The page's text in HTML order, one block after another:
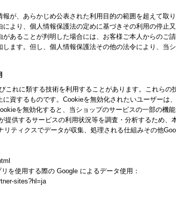
が、あらかじめ公表された利用目的の範囲を超えて取
より、個人情報保護法の定めに基づきその利用の停止
あることが判明した場合には、お客様ご本人からのご
ます。但し、個人情報保護法その他の法令により、当
これに類する技術を利用することがあります。これら
資するものです。Cookieを無効化されたいユーザーは
を無効化すると、当ショップのサービスの一部の機
提供するサービスの利用状況等を調査・分析するため
ティクスでデータが収集、処理される仕組みその他
を使用する際の Google によるデータ使用：
sites?hl=ja